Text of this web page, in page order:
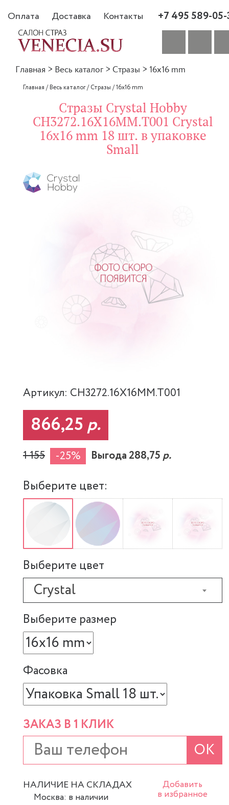
Оплата Доставка Контакты +7 495 589-
Главная > Весь каталог > Стразы > 16x16 mm
Главная /Весь каталог/Стразы /16x16 mm
Стразы Crystal Hobby
CH3272.16X16MM.T001 Crystal
16x16 mm 18 шт. в упаковке
Small
Артикул: CH3272.16X16MM.T001
866,25 р.
1 155 -25% Выгода 288,75р.
Выберите цвет:
Выберите цвет
Crystal
Выберите размер
Фасовка
ЗАКАЗ В 1 КЛИК
ОК
НАЛИЧИЕ НА СКЛАДАХ
Москва: в наличии
Добавить
в избранное